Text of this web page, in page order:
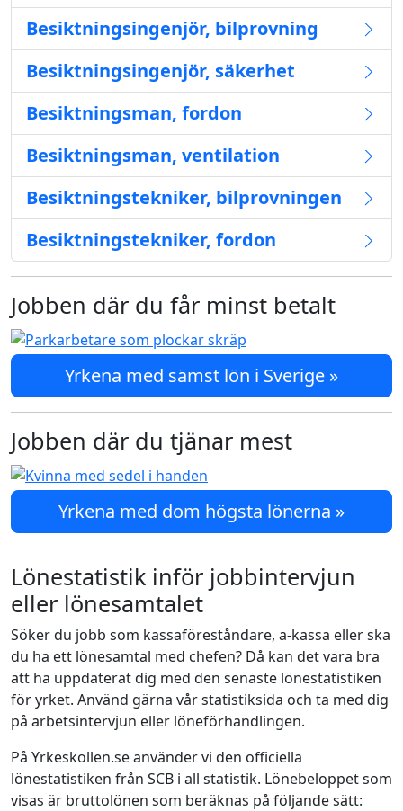
Besiktningsingenjör, bilprovning
Besiktningsingenjör, säkerhet
Besiktningsman, fordon
Besiktningsman, ventilation
Besiktningstekniker, bilprovningen
Besiktningstekniker, fordon
Jobben där du får minst betalt
Yrkena med sämst lön i Sverige »
Jobben där du tjänar mest
Yrkena med dom högsta lönerna »
Lönestatistik inför jobbintervjun
eller lönesamtalet
Söker du jobb som kassaföreståndare, a-kassa eller ska
du ha ett lönesamtal med chefen? Då kan det vara bra
att ha uppdaterat dig med den senaste lönestatistiken
för yrket. Använd gärna vår statistiksida och ta med dig
på arbetsintervjun eller löneförhandlingen.
På Yrkeskollen.se använder vi den officiella
lönestatistiken från SCB i all statistik. Lönebeloppet som
visas är bruttolönen som beräknas på följande sätt: